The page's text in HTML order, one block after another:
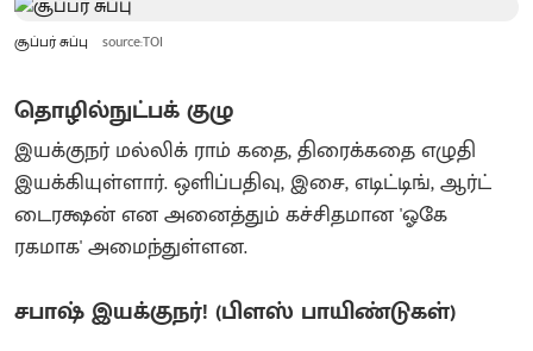
சூப்பர் சுப்பு source:TOI
தொழில்நுட்பக் குழு
இயக்குநர் மல்லிக் ராம் கதை, திரைக்கதை எழுதி
இயக்கியுள்ளார். ஒளிப்பதிவு, இசை, எடிட்டிங், ஆர்ட்
டைரக்ஷன் என அனைத்தும் கச்சிதமான 'ஓகே
ரகமாக' அமைந்துள்ளன.
சபாஷ் இயக்குநர்! (பிளஸ் பாயிண்டுகள்)